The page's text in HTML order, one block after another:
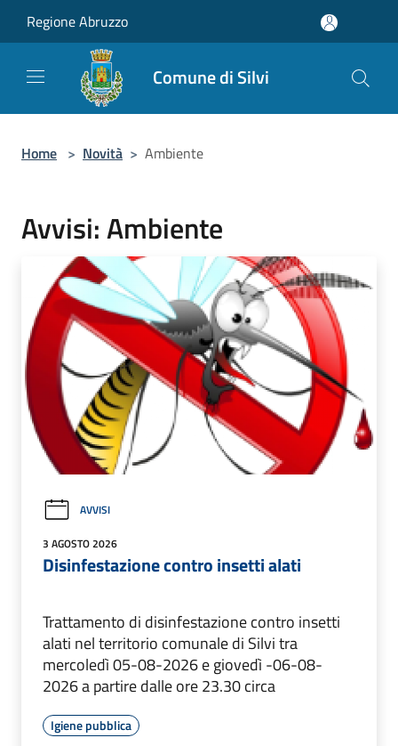
Regione Abruzzo
Comune di Silvi
Home > Novità > Ambiente
Avvisi: Ambiente
AVVISI
3 AGOSTO 2026
Disinfestazione contro insetti alati
Trattamento di disinfestazione contro insetti
alati nel territorio comunale di Silvi tra
mercoledì 05-08-2026 e giovedì -06-08-
2026 a partire dalle ore 23.30 circa
Igiene pubblica